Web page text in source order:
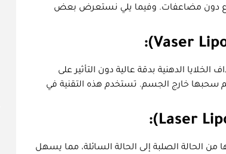
دون مضاعفات. وفيما يلي نستعرض بعض
الدهنية بدقة عالية دون التأثير على
سحبها خارج الجسم. تستخدم هذه التقنية في
من الحالة الصلبة إلى الحالة السائلة، مما يسهل